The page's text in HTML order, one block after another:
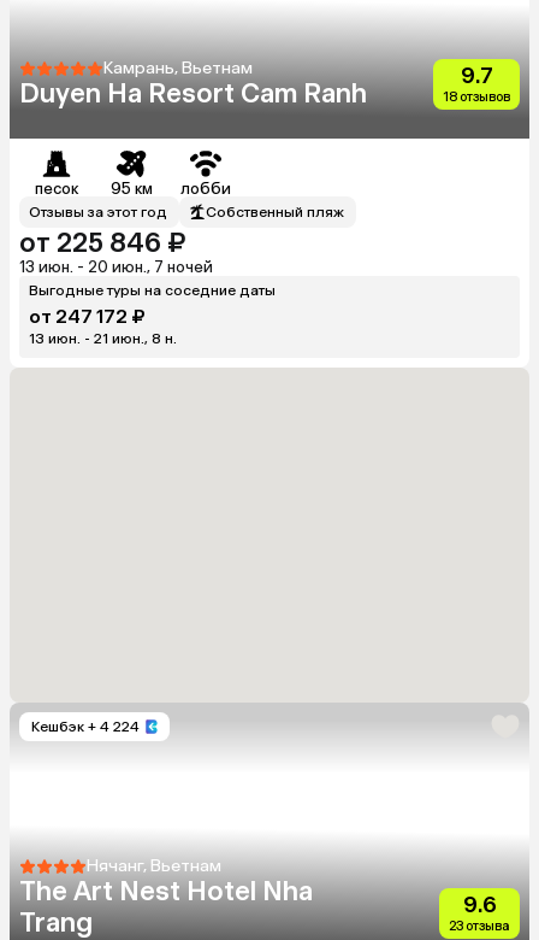
Камрань, Вьетнам
Duyen Ha Resort Cam Ranh
9.7
18 отзывов
песок 95 км лобби
Отзывы за этот год Собственный пляж
от 225 846 ₽
13 июн. - 20 июн., 7 ночей
Выгодные туры на соседние даты
от 247 172 ₽
13 июн. - 21 июн., 8 н.
Кешбэк + 4 224
Нячанг, Вьетнам
The Art Nest Hotel Nha
Trang
9.6
23 отзыва